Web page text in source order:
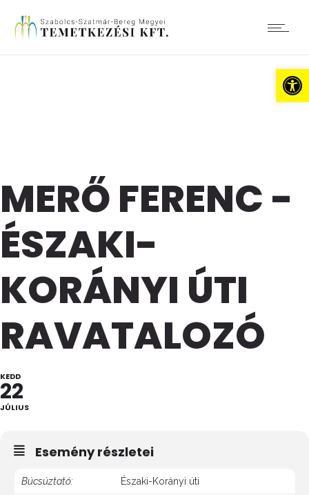
MERŐ FERENC -
ÉSZAKI-
KORÁNYI ÚTI
RAVATALOZÓ
KEDD
22
JÚLIUS
Esemény részletei
Búcsúztató: Északi-Korányi úti